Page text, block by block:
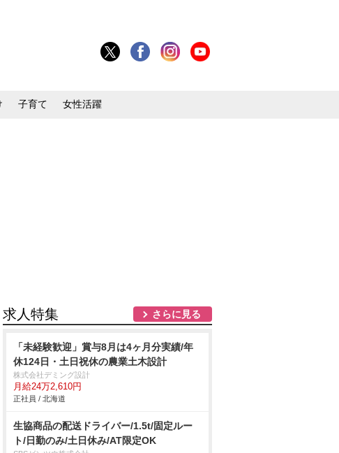
子育て 女性活躍
求人特集 さらに見る
「未経験歓迎」賞与8月は4ヶ月分実績/年
休124日・土日祝休の農業土木設計
株式会社デミング設計
月給24万2,610円
正社員 / 北海道
生協商品の配送ドライバー/1.5t/固定ルー
ト/日勤のみ/土日休み/AT限定OK